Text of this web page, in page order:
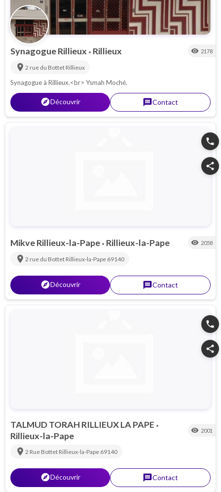
Synagogue Rillieux • Rillieux visibility 2178
location_on 2 rue du Bottet Rillieux
Synagogue à Rillieux.<br> Ysmah Moché.
explorerDécouvrir messageContact
phone
share
Mikve Rillieux-la-Pape • Rillieux-la-Pape visibility 2058
location_on 2 rue du Bottet Rillieux-la-Pape 69140
explorerDécouvrir messageContact
phone
share
TALMUD TORAH RILLIEUX LA PAPE •
Rillieux-la-Pape visibility 2001
location_on 2 Rue Bottet Rillieux-la-Pape 69140
explorerDécouvrir messageContact